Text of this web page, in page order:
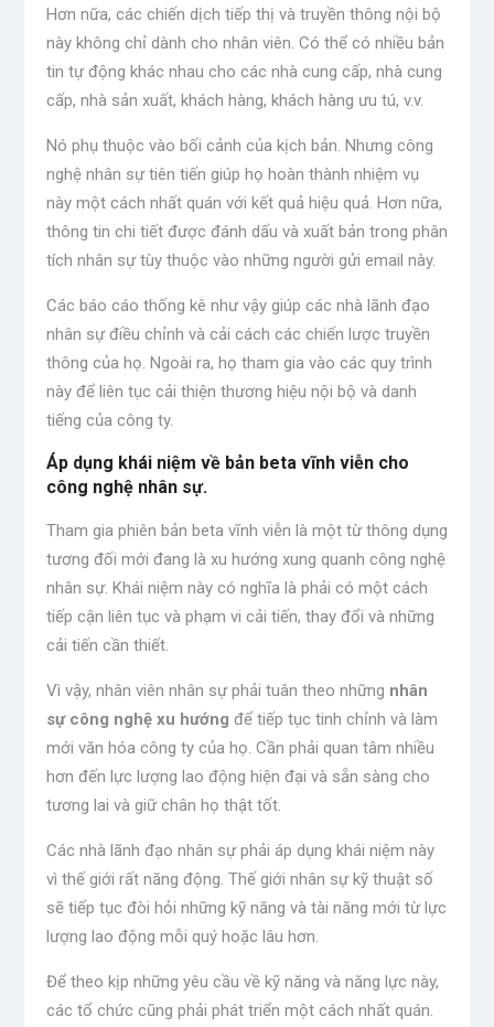
Hơn nữa, các chiến dịch tiếp thị và truyền thông nội bộ
này không chỉ dành cho nhân viên. Có thể có nhiều bản
tin tự động khác nhau cho các nhà cung cấp, nhà cung
cấp, nhà sản xuất, khách hàng, khách hàng ưu tú, v.v.
Nó phụ thuộc vào bối cảnh của kịch bản. Nhưng công
nghệ nhân sự tiên tiến giúp họ hoàn thành nhiệm vụ
này một cách nhất quán với kết quả hiệu quả. Hơn nữa,
thông tin chi tiết được đánh dấu và xuất bản trong phân
tích nhân sự tùy thuộc vào những người gửi email này.
Các báo cáo thống kê như vậy giúp các nhà lãnh đạo
nhân sự điều chỉnh và cải cách các chiến lược truyền
thông của họ. Ngoài ra, họ tham gia vào các quy trình
này để liên tục cải thiện thương hiệu nội bộ và danh
tiếng của công ty.
Áp dụng khái niệm về bản beta vĩnh viễn cho
công nghệ nhân sự.
Tham gia phiên bản beta vĩnh viễn là một từ thông dụng
tương đối mới đang là xu hướng xung quanh công nghệ
nhân sự. Khái niệm này có nghĩa là phải có một cách
tiếp cận liên tục và phạm vi cải tiến, thay đổi và những
cải tiến cần thiết.
Vì vậy, nhân viên nhân sự phải tuân theo những nhân
sự công nghệ xu hướng để tiếp tục tinh chỉnh và làm
mới văn hóa công ty của họ. Cần phải quan tâm nhiều
hơn đến lực lượng lao động hiện đại và sẵn sàng cho
tương lai và giữ chân họ thật tốt.
Các nhà lãnh đạo nhân sự phải áp dụng khái niệm này
vì thế giới rất năng động. Thế giới nhân sự kỹ thuật số
sẽ tiếp tục đòi hỏi những kỹ năng và tài năng mới từ lực
lượng lao động mỗi quý hoặc lâu hơn.
Để theo kịp những yêu cầu về kỹ năng và năng lực này,
các tổ chức cũng phải phát triển một cách nhất quán.